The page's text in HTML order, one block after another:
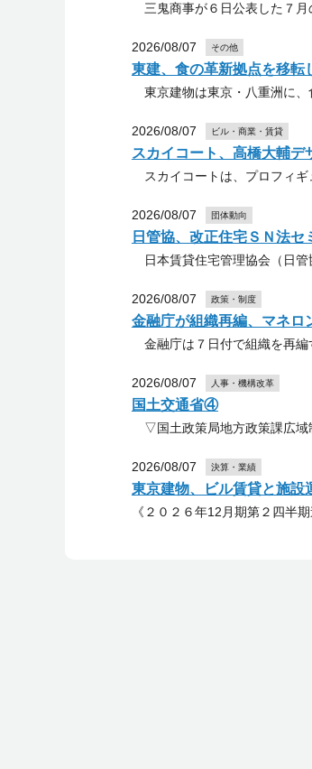
三鬼商事が６日公表した７月
2026/08/07 その他
東建、食の革新拠点を移転
東京建物は東京・八重洲に
2026/08/07 ビル・商業・賃貸
スカイコート、高橋大輔デ
スカイコートは、プロフィギ
2026/08/07 団体動向
日管協、改正住宅ＳＮ法セ
日本賃貸住宅管理協会（日
2026/08/07 政策・制度
金融庁が組織再編、マネロ
金融庁は７日付で組織を再編
2026/08/07 人事・機構改革
国土交通省④
▽国土政策局地方政策課広域
2026/08/07 決算・業績
東京建物、ビル賃貸と施設
《２０２６年12月期第２四